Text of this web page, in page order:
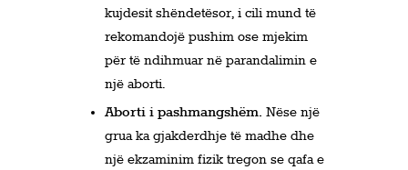
kujdesit shëndetësor, i cili mund të
rekomandojë pushim ose mjekim
për të ndihmuar në parandalimin e
një aborti.
Aborti i pashmangshëm. Nëse një
grua ka gjakderdhje të madhe dhe
një ekzaminim fizik tregon se qafa e